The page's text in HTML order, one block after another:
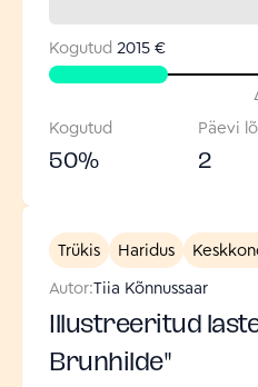
Kogutud 2015 €
Kogutud
50%
Päevi
2
Trükis Haridus
Autor:Tiia Kõnnussaar
Illustreeritud
Brunhilde"